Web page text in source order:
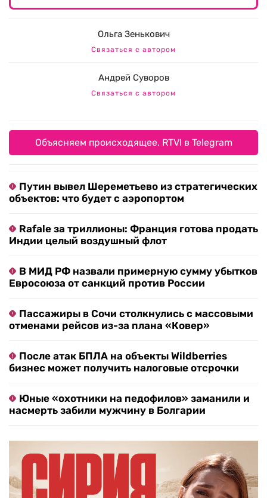
Ольга Зенькович
Связаться с автором
Андрей Суворов
Связаться с автором
Объясняем происходящее. RTVI в Telegram
Путин вывел Шереметьево из стратегических
объектов: что будет с аэропортом
Rafale за триллионы: Франция готова продать
Индии целый воздушный флот
В МИД РФ назвали примерную сумму убытков
Евросоюза от санкций против России
Пассажиры в Сочи столкнулись с массовыми
отменами рейсов из-за плана «Ковер»
После атак БПЛА на объекты Wildberries
бизнес может получить налоговые отсрочки
Юные «охотники на педофилов» заманили и
насмерть забили мужчину в Болгарии